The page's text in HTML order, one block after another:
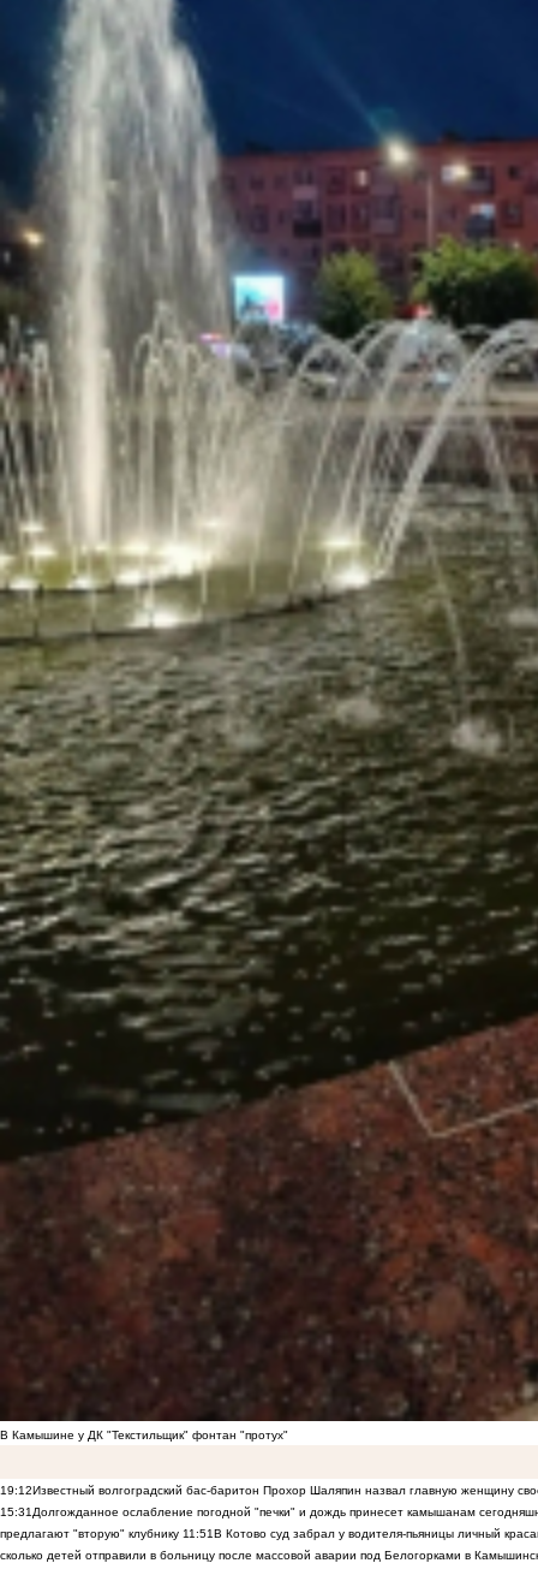
В Камышине у ДК "Текстильщик" фонтан "протух"
19:12Известный волгоградский бас-баритон Прохор Шаляпин назвал главную женщину
15:31Долгожданное ослабление погодной "печки" и дождь принесет камышанам
предлагают "вторую" клубнику 11:51В Котово суд забрал у водителя-пьяницы личный
сколько детей отправили в больницу после массовой аварии под Белогорками в